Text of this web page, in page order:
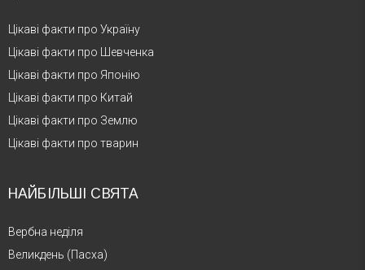
Цікаві факти про Україну
Цікаві факти про Шевченка
Цікаві факти про Японію
Цікаві факти про Китай
Цікаві факти про Землю
Цікаві факти про тварин
НАЙБІЛЬШІ СВЯТА
Вербна неділя
Великдень (Пасха)